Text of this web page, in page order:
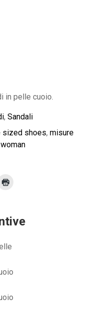
in pelle cuoio.
, Sandali
sized shoes, misure
woman